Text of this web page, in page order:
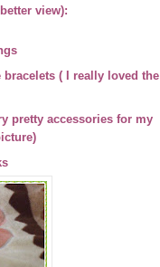
view):
bracelets ( I really loved the
pretty accessories for my